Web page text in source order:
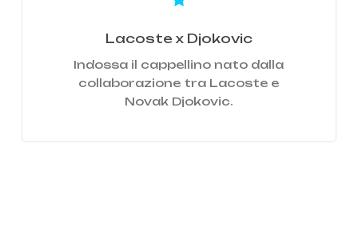
Lacoste x Djokovic
Indossa il cappellino nato dalla
collaborazione tra Lacoste e
Novak Djokovic.